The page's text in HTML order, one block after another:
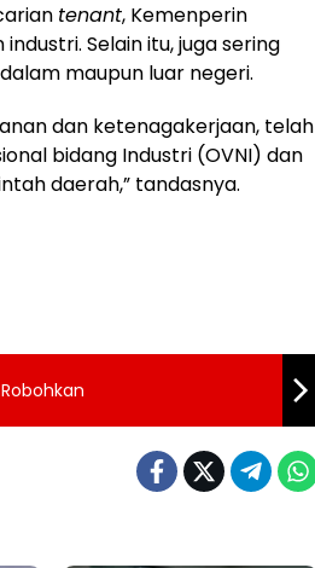
tenant, Kemenperin
Selain itu, juga sering
maupun luar negeri.
dan ketenagakerjaan, telah
bidang Industri (OVNI) dan
daerah,” tandasnya.